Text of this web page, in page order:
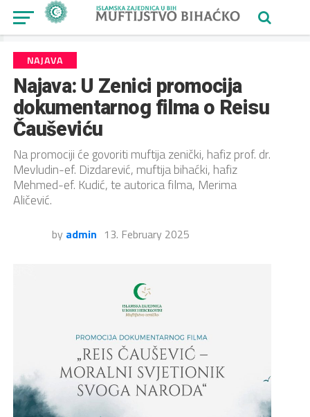
NAJAVA
Najava: U Zenici promocija
dokumentarnog filma o Reisu
Čauševiću
Na promociji će govoriti muftija zenički, hafiz prof. dr.
Mevludin-ef. Dizdarević, muftija bihaćki, hafiz
Mehmed-ef. Kudić, te autorica filma, Merima
Aličević.
by admin 13. February 2025